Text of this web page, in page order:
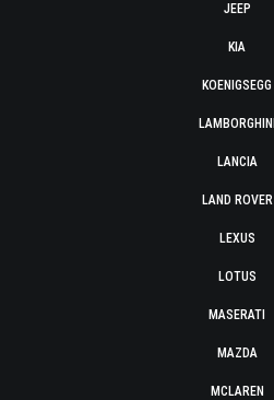
JEEP
KIA
KOENIGSEGG
LAMBORGHINI
LANCIA
LAND ROVER
LEXUS
LOTUS
MASERATI
MAZDA
MCLAREN